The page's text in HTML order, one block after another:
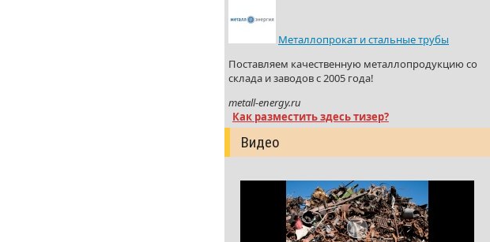
Металлопрокат и стальные трубы
Поставляем качественную металлопродукцию со
склада и заводов с 2005 года!
metall-energy.ru
Как разместить здесь тизер?
Видео